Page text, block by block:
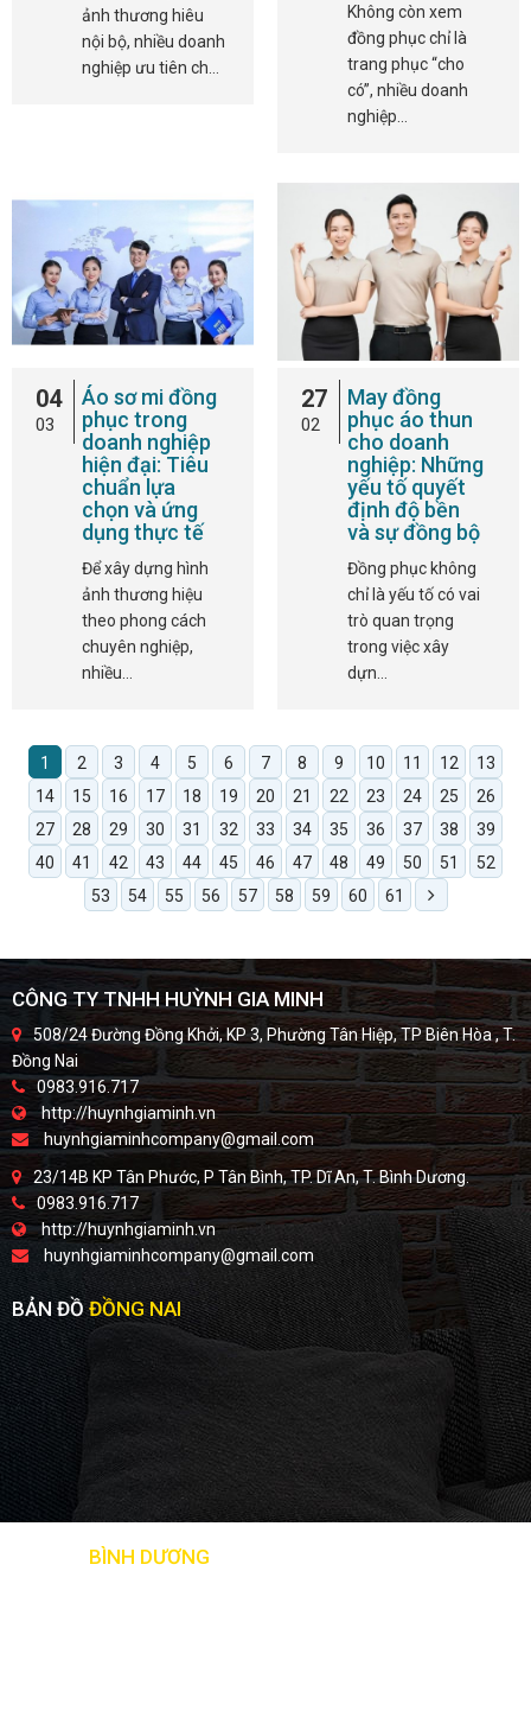
ảnh thương hiêu
nội bộ, nhiều doanh
nghiệp ưu tiên ch…
Không còn xem
đồng phục chỉ là
trang phục “cho
có”, nhiều doanh
nghiệp…
04
03
Áo sơ mi đồng
phục trong
doanh nghiệp
hiện đại: Tiêu
chuẩn lựa
chọn và ứng
dụng thực tế
Để xây dựng hình
ảnh thương hiệu
theo phong cách
chuyên nghiệp,
nhiều…
27
02
May đồng
phục áo thun
cho doanh
nghiệp: Những
yếu tố quyết
định độ bền
và sự đồng bộ
Đồng phục không
chỉ là yếu tố có vai
trò quan trọng
trong việc xây
dựn…
1 2 3 4 5 6 7 8 9 10 11 12
13
14
15 16 17 18 19 20 21 22 23 24 25
26
27
28 29 30 31 32 33 34 35 36 37 38
39
40
41 42 43 44 45 46 47 48 49 50 51
52
53
54 55 56 57 58 59 60 61
CÔNG TY TNHH HUỲNH GIA MINH
508/24 Đường Đồng Khởi, KP 3, Phường Tân Hiệp, TP Biên Hòa , T.
Đồng Nai
0983.916.717
http://huynhgiaminh.vn
huynhgiaminhcompany@gmail.com
23/14B KP Tân Phước, P Tân Bình, TP. Dĩ An, T. Bình Dương.
0983.916.717
http://huynhgiaminh.vn
huynhgiaminhcompany@gmail.com
BẢN ĐỒĐỒNG NAI
BÌNH DƯƠNG